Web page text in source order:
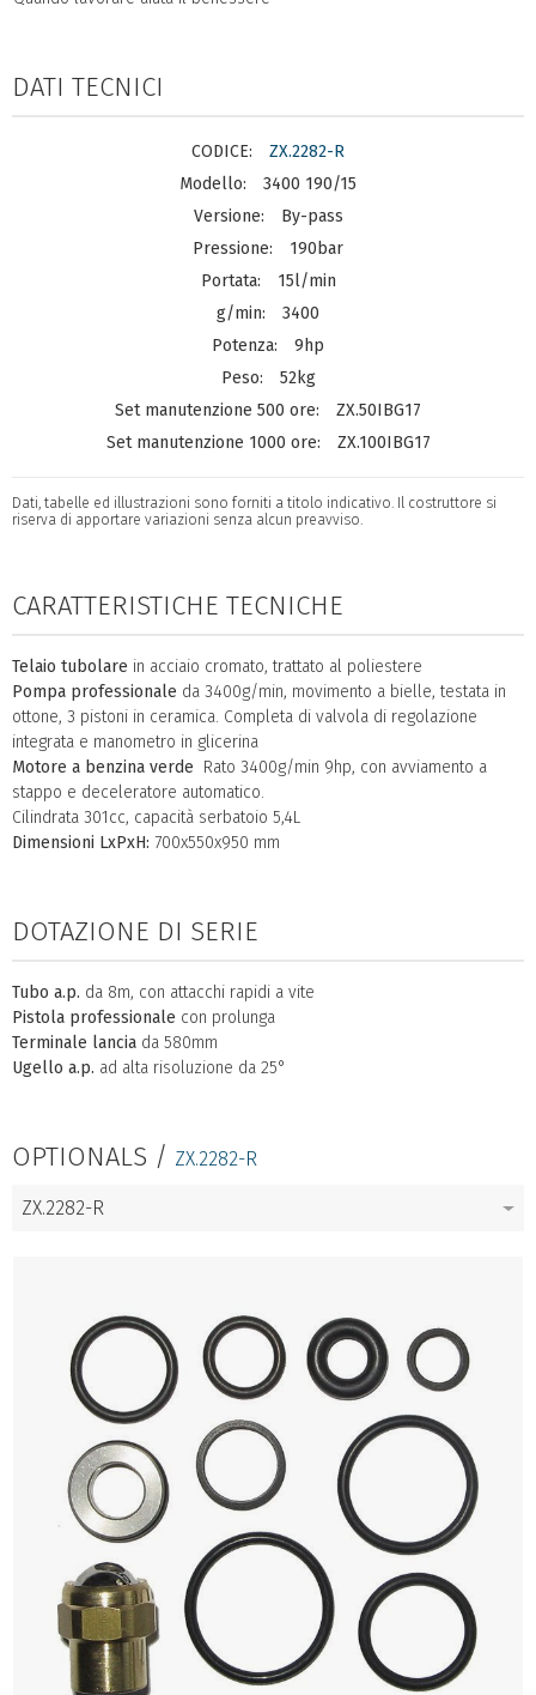
DATI TECNICI
ZX.2282-R
3400 190/15
By-pass
190bar
15l/min
3400
9hp
52kg
ZX.50IBG17
ZX.100IBG17
Dati, tabelle ed illustrazioni sono forniti a titolo indicativo. Il costruttore si
riserva di apportare variazioni senza alcun preavviso.
CARATTERISTICHE TECNICHE
Telaio tubolare in acciaio cromato, trattato al poliestere
Pompa professionale da 3400g/min, movimento a bielle, testata in
ottone, 3 pistoni in ceramica. Completa di valvola di regolazione
integrata e manometro in glicerina
Motore a benzina verde Rato 3400g/min 9hp, con avviamento a
stappo e deceleratore automatico.
Cilindrata 301cc, capacità serbatoio 5,4L
Dimensioni LxPxH: 700x550x950 mm
DOTAZIONE DI SERIE
Tubo a.p. da 8m, con attacchi rapidi a vite
Pistola professionale con prolunga
Terminale lancia da 580mm
Ugello a.p. ad alta risoluzione da 25°
OPTIONALS / ZX.2282-R